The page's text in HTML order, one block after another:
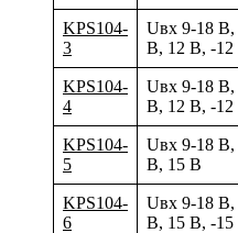
KPS104-
3
Uвх 9-18
В, 12 В, -12
KPS104-
4
Uвх 9-18
В, 12 В, -
KPS104-
5
Uвх 9-18
В, 15 В
KPS104-
6
Uвх 9-18
В, 15 В, -15